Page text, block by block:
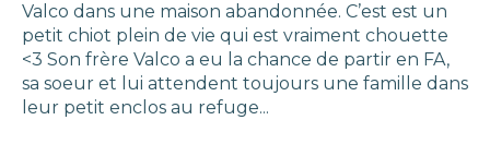
Valco dans une maison abandonnée. C’est est un
petit chiot plein de vie qui est vraiment chouette
<3 Son frère Valco a eu la chance de partir en FA,
sa soeur et lui attendent toujours une famille dans
leur petit enclos au refuge...